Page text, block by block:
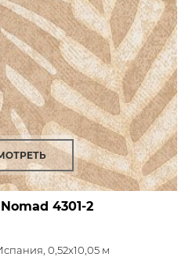
4301-2
0,52x10,05 м